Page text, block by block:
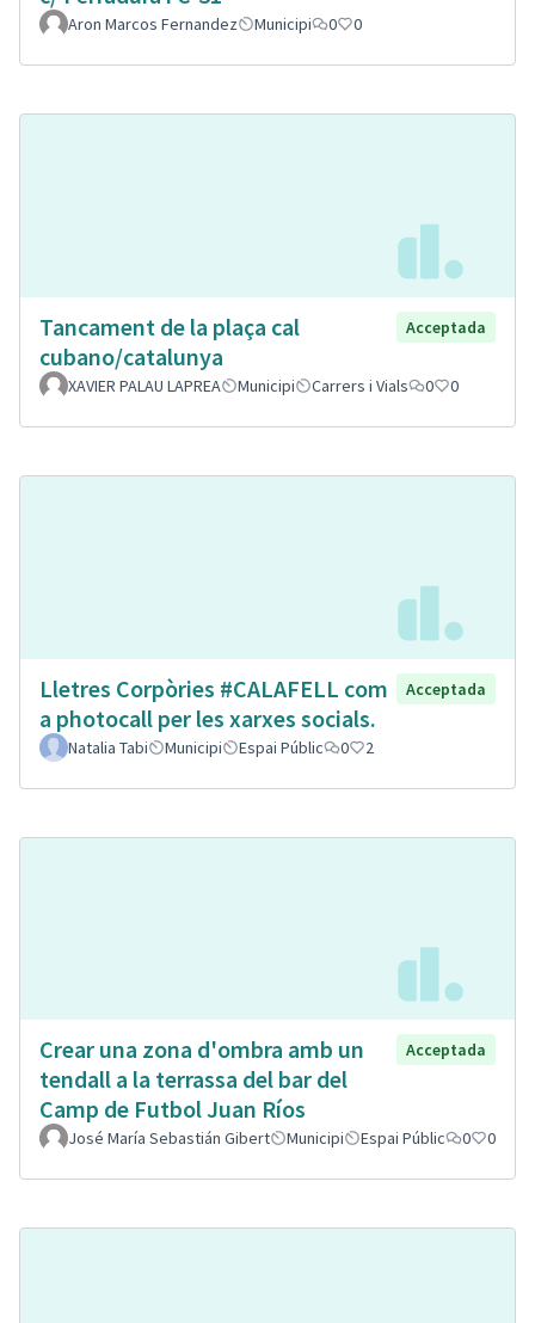
Aron Marcos Fernandez Municipi 0 0
Tancament de la plaça cal
cubano/catalunya
Acceptada
XAVIER PALAU LAPREA Municipi Carrers i Vials 0 0
Lletres Corpòries #CALAFELL com
a photocall per les xarxes socials.
Acceptada
Natalia Tabi Municipi Espai Públic 0 2
Crear una zona d'ombra amb un
tendall a la terrassa del bar del
Camp de Futbol Juan Ríos
Acceptada
José María Sebastián Gibert Municipi Espai Públic 0 0